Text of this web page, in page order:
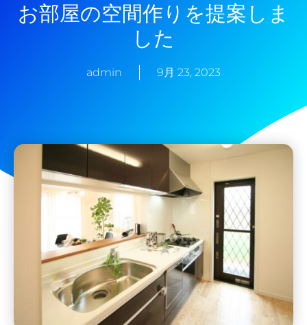
お部屋の空間作りを提案しま
した
admin 9月 23, 2023